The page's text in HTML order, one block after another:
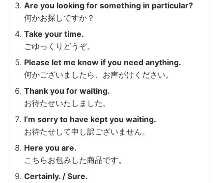
Are you looking for something in particular?
何かお探しですか？
Take your time.
ごゆっくりどうぞ。
Please let me know if you need anything.
何かございましたら、お声がけください。
Thank you for waiting.
お待たせいたしました。
I’m sorry to have kept you waiting.
お待たせして申し訳ございません。
Here you are.
こちらお包みした商品です。
Certainly. / Sure.